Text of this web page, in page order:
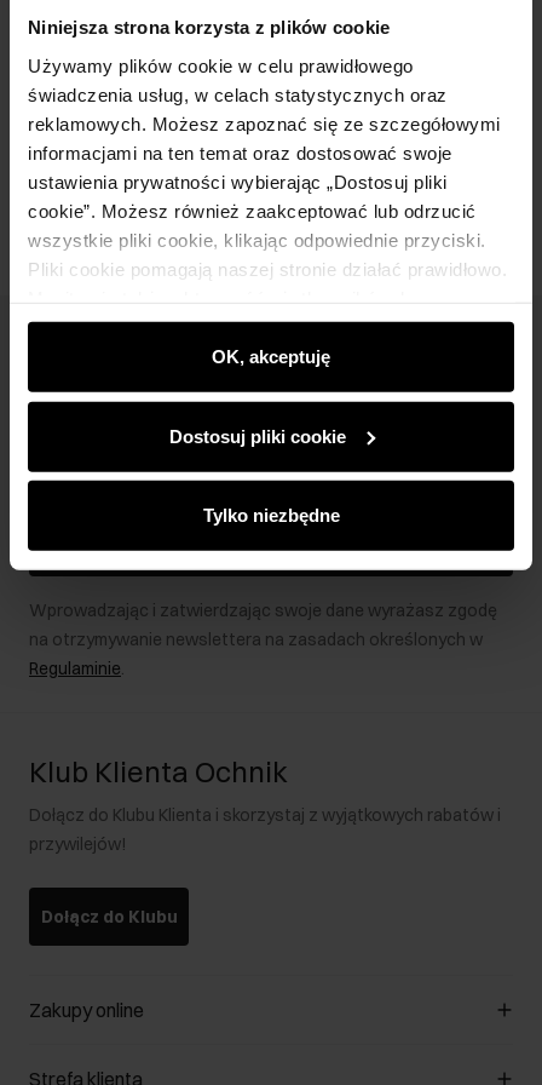
Niniejsza strona korzysta z plików cookie
Używamy plików cookie w celu prawidłowego
świadczenia usług, w celach statystycznych oraz
reklamowych. Możesz zapoznać się ze szczegółowymi
informacjami na ten temat oraz dostosować swoje
ustawienia prywatności wybierając „Dostosuj pliki
cookie”. Możesz również zaakceptować lub odrzucić
wszystkie pliki cookie, klikając odpowiednie przyciski.
Pliki cookie pomagają naszej stronie działać prawidłowo.
wyświetlać im dopasowane do ich preferencji treści,
rekomendacje oraz komunikaty reklamowe informujące o
najnowszych promocjach w e-sklepie. Informacje o tym,
partnerom społecznościowym, reklamowym i
analitycznym. Partnerzy mogą połączyć te informacje z
podczas korzystania z ich usług.
OK, akceptuję
Dostosuj pliki cookie
Tylko niezbędne
Szczegóły
Skład
Opinie
Bądź na bieżąco z nowościami i promocjami!
Zapisz się
Wprowadzając i zatwierdzając swoje dane wyrażasz zgodę
na otrzymywanie newslettera na zasadach określonych w
Regulaminie.
Klub Klienta Ochnik
Dołącz do Klubu Klienta i skorzystaj z wyjątkowych rabatów i
przywilejów!
Dołącz do Klubu
Zakupy online
Zarządzaj cookies
Strefa klienta